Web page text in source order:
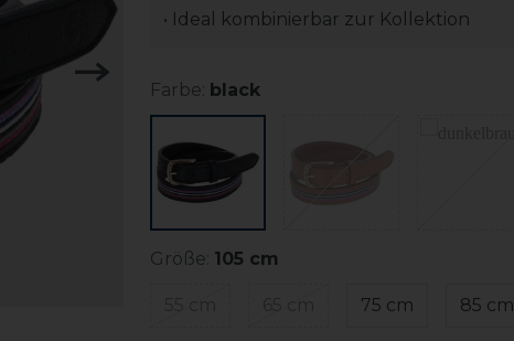
• Ideal kombinierbar zur Kollektion
Farbe: black
Größe: 105 cm
75 cm 85 cm